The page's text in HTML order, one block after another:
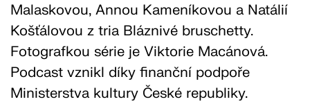
Malaskovou, Annou Kameníkovou a Natálií
Košťálovou z tria Bláznivé bruschetty.
Fotografkou série je Viktorie Macánová.
Podcast vznikl díky finanční podpoře
Ministerstva kultury České republiky.